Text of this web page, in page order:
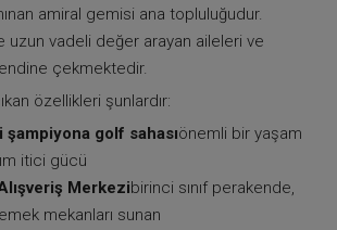
amiral gemisi ana topluluğudur.
uzun vadeli değer arayan aileleri ve
çekmektedir.
özellikleri şunlardır:
şampiyona golf sahasıönemli bir yaşam
itici gücü
Merkezibirinci sınıf perakende,
mekanları sunan